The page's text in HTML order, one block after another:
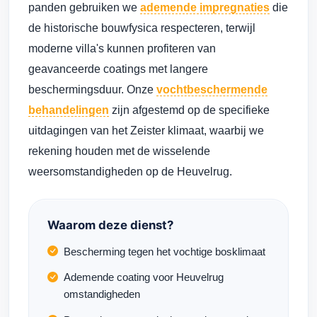
panden gebruiken weademende impregnaties die
de historische bouwfysica respecteren, terwijl
moderne villa's kunnen profiteren van
geavanceerde coatings met langere
beschermingsduur. Onzevochtbeschermende
behandelingen zijn afgestemd op de specifieke
uitdagingen van het Zeister klimaat, waarbij we
rekening houden met de wisselende
weersomstandigheden op de Heuvelrug.
Waarom deze dienst?
Bescherming tegen het vochtige bosklimaat
Ademende coating voor Heuvelrug
omstandigheden